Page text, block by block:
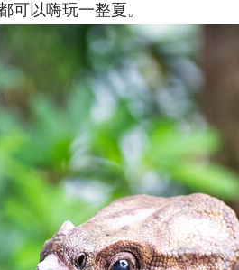
可以嗨玩一整夏。